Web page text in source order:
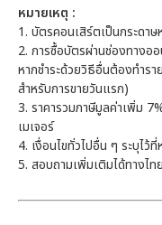
หมายเหตุ :
1. บัตรคอนเสิร์ตเป็นกระดา
2. การซื้อบัตรผ่านช่องทางอ
หากชำระด้วยวิธีอื่นต้องทำรา
สำหรับการขายวันแรก)
3. ราคารวมภาษีมูลค่าเพิ่ม
เมเจอร์
4. เงื่อนไขทั่วไปอื่น ๆ ระบุไว้
5. สอบถามเพิ่มเติมได้ทางไ